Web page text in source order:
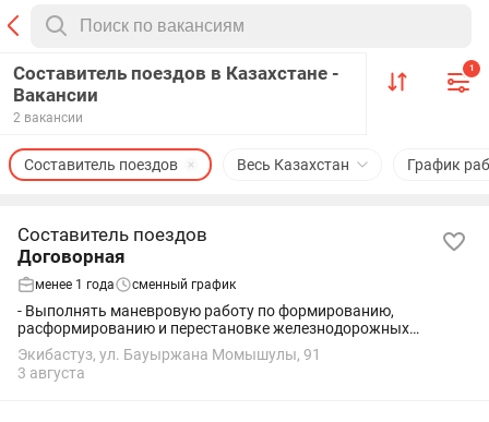
Составитель поездов в Казахстане -
Вакансии
2 вакансии
1
Весь Казахстан
Составитель поездов График
Составитель поездов
Договорная
менее 1 года сменный график
- Выполнять маневровую работу по формированию,
расформированию и перестановке железнодорожных
составов\. - Обеспечивать правильную расстановку вагонов в
соответствии с производственным заданием\. -...
Экибастуз, ул. Бауыржана Момышулы, 91
3 августа